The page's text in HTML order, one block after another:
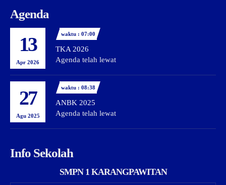
Agenda
13
Apr 2026
waktu : 07:00
TKA 2026
Agenda telah lewat
27
Agu 2025
waktu : 08:38
ANBK 2025
Agenda telah lewat
Info Sekolah
SMPN 1 KARANGPAWITAN